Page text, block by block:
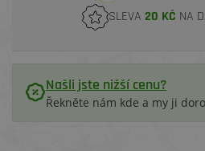
SLEVA 20 KČ NA
Našli jste nižší cenu?
Řekněte nám kde a my ji